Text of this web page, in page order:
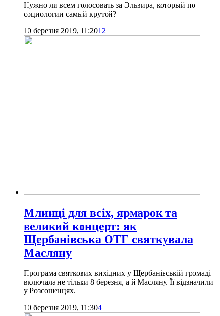
Нужно ли всем голосовать за Эльвира, который по
социологии самый крутой?
10 березня 2019, 11:2012
Млинці для всіх, ярмарок та
великий концерт: як
Щербанівська ОТГ святкувала
Масляну
Програма святкових вихідних у Щербанівській громаді
включала не тільки 8 березня, а й Масляну. Її відзначили
у Розсошенцях.
10 березня 2019, 11:304